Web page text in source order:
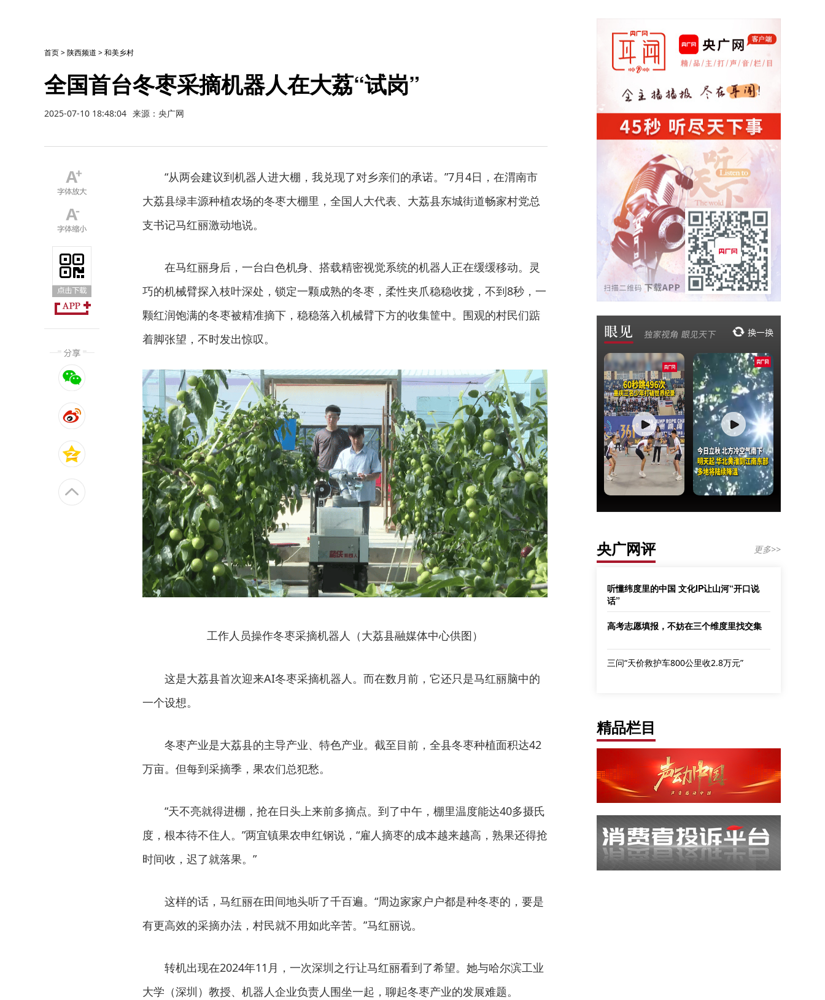
首页>陕西频道 >和美乡村
全国首台冬枣采摘机器人在大荔“试岗”
2025-07-10 18:48:04 来源：央广网
“从两会建议到机器人进大棚，我兑现了对乡亲们的承诺。”7月4日，在渭南市
大荔县绿丰源种植农场的冬枣大棚里，全国人大代表、大荔县东城街道畅家村党总
支书记马红丽激动地说。
在马红丽身后，一台白色机身、搭载精密视觉系统的机器人正在缓缓移动。灵
巧的机械臂探入枝叶深处，锁定一颗成熟的冬枣，柔性夹爪稳稳收拢，不到8秒，一
颗红润饱满的冬枣被精准摘下，稳稳落入机械臂下方的收集筐中。围观的村民们踮
着脚张望，不时发出惊叹。
工作人员操作冬枣采摘机器人（大荔县融媒体中心供图）
这是大荔县首次迎来AI冬枣采摘机器人。而在数月前，它还只是马红丽脑中的
一个设想。
冬枣产业是大荔县的主导产业、特色产业。截至目前，全县冬枣种植面积达42
万亩。但每到采摘季，果农们总犯愁。
“天不亮就得进棚，抢在日头上来前多摘点。到了中午，棚里温度能达40多摄氏
度，根本待不住人。”两宜镇果农申红钢说，“雇人摘枣的成本越来越高，熟果还得抢
时间收，迟了就落果。”
这样的话，马红丽在田间地头听了千百遍。“周边家家户户都是种冬枣的，要是
有更高效的采摘办法，村民就不用如此辛苦。”马红丽说。
转机出现在2024年11月，一次深圳之行让马红丽看到了希望。她与哈尔滨工业
大学（深圳）教授、机器人企业负责人围坐一起，聊起冬枣产业的发展难题。
央广网评 更多>>
听懂纬度里的中国 文化IP让山河“开口说
话”
高考志愿填报，不妨在三个维度里找交集
三问“天价救护车800公里收2.8万元”
精品栏目